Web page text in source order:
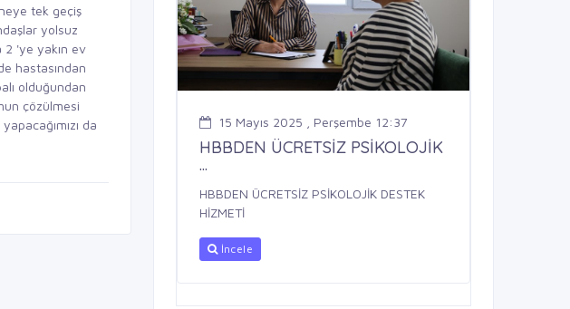
tek geçiş
yolsuz
2 'ye yakın ev
hastasından
olduğundan
çözülmesi
da
15 Mayıs 2025 , Perşembe 12:37
HBBDEN ÜCRETSİZ PSİKOLOJİK
...
HBBDEN ÜCRETSİZ PSİKOLOJİK DESTEK
HİZMETİ
İncele